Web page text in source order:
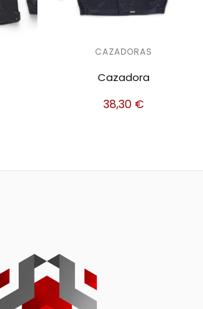
CAZADORAS
Cazadora
38,30 €